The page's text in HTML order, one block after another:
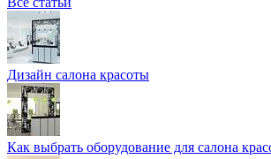
Дизайн салона красоты
Как выбрать оборудование для салона